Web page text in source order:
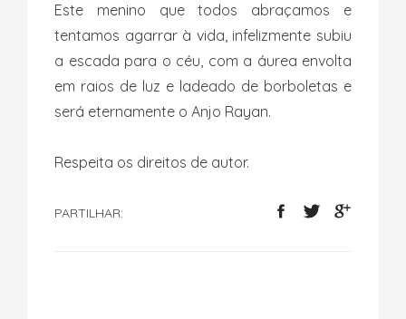
Este menino que todos abraçamos e
tentamos agarrar à vida, infelizmente subiu
a escada para o céu, com a áurea envolta
em raios de luz e ladeado de borboletas e
será eternamente o Anjo Rayan.
Respeita os direitos de autor.
PARTILHAR: